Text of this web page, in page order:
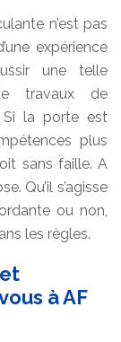
n’est pas
expérience
une telle
travaux de
Si la porte est
plus
sans faille. A
Qu’il s’agisse
ou non,
les règles.
à AF